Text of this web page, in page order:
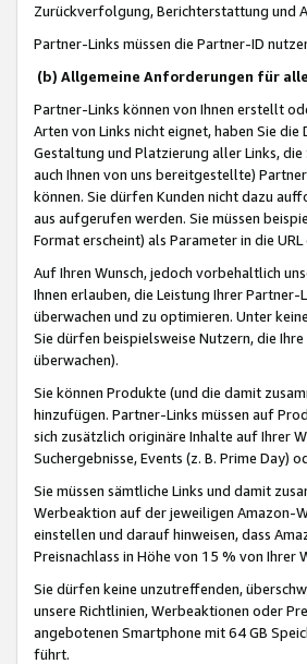
Zurückverfolgung, Berichterstattung und
Partner-Links müssen die Partner-ID
(b) Allgemeine Anforderungen für
Partner-Links können von Ihnen erstellt
Arten von Links nicht eignet, haben Sie
Gestaltung und Platzierung aller Links,
auch Ihnen von uns bereitgestellte)
können. Sie dürfen Kunden nicht dazu
aus aufgerufen werden. Sie müssen
Format erscheint) als Parameter in die
Auf Ihren Wunsch, jedoch vorbehaltlich
Ihnen erlauben, die Leistung Ihrer
überwachen und zu optimieren. Unter
Sie dürfen beispielsweise Nutzern, die
überwachen).
Sie können Produkte (und die damit
hinzufügen. Partner-Links müssen auf
sich zusätzlich originäre Inhalte auf Ihrer
Suchergebnisse, Events (z. B. Prime Day)
Sie müssen sämtliche Links und damit
Werbeaktion auf der jeweiligen Amazon-
einstellen und darauf hinweisen, dass
Preisnachlass in Höhe von 15 % von
Sie dürfen keine unzutreffenden,
unsere Richtlinien, Werbeaktionen oder
angebotenen Smartphone mit 64 GB
führt.